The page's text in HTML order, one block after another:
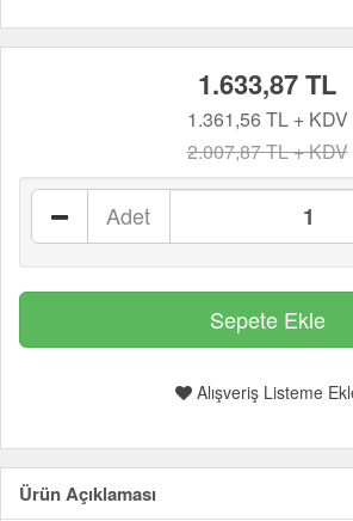
1.633,87 TL
1.361,56 TL + KDV
2.007,87 TL + KDV
Adet
Alışveriş Listeme
Ürün Açıklaması